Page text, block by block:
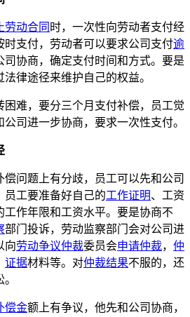
劳动合同 时，一次性向劳动者支付经
时支付，劳动者可以要求公司支付逾
司协商，确定支付时间和方式。要是
律途径来维护自己的权益。
困难，要分三个月支付补偿，员工觉
司进一步协商，要求一次性支付。
问题上有分歧，员工可以先和公司
员工要准备好自己的工作证明、工资
工作年限和工资水平。要是协商不
部门投诉，劳动监察部门会对公司进
向劳动争议仲裁委员会申请仲裁， 仲
证据材料等。对仲裁结果不服的，还
。
偿金额上有争议，他先和公司协商，